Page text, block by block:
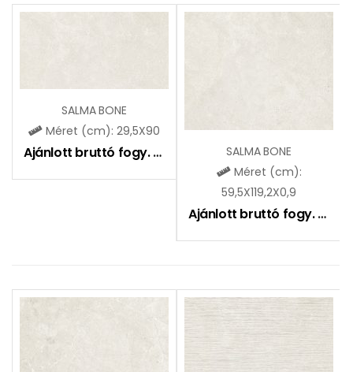
SALMA BONE
Méret (cm): 29,5X90
Ajánlott bruttó fogy. ár:
SALMA BONE
Méret (cm):
59,5X119,2X0,9
Ajánlott bruttó fogy. ár: